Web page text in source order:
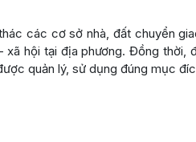
các cơ sở nhà, đất chuyển
hội tại địa phương. Đồng thời,
quản lý, sử dụng đúng mục